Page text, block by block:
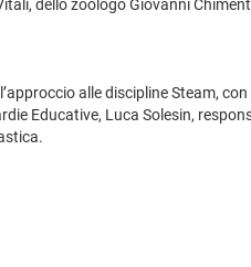
dello zoologo Giovanni
alle discipline Steam,
Educative, Luca Solesin,